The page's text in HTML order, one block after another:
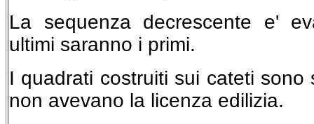
La sequenza decrescente e'
ultimi saranno i primi.
I quadrati costruiti sui cateti sono
non avevano la licenza edilizia.